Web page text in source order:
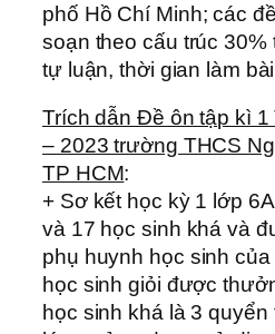
phố Hồ Chí Minh; các
soạn theo cấu trúc 30%
tự luận, thời gian làm
Trích dẫn Đề ôn tập kì 1
– 2023 trường THCS
TP HCM:
+ Sơ kết học kỳ 1 lớp
và 17 học sinh khá và
phụ huynh học sinh
học sinh giỏi được
học sinh khá là 3 quyển